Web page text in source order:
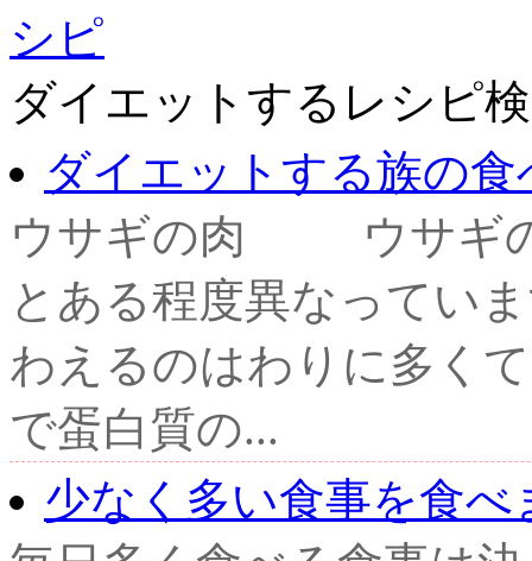
シピ
ダイエットするレシピ
ダイエットする族の
ウサギの肉 ウサギの
とある程度異なってい
わえるのはわりに多く
で蛋白質の...
少なく多い食事を食